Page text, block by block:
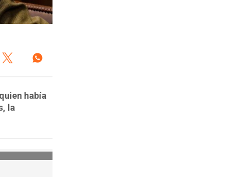
había
la